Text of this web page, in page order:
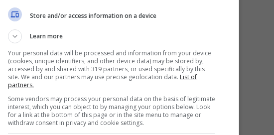
degli ultimi anni.
Store and/or access information on a device
Learn more
Your personal data will be processed and information from your device
(cookies, unique identifiers, and other device data) may be stored by,
accessed by and shared with 319 partners, or used specifically by this
site. We and our partners may use precise geolocation data. List of
partners.
Some vendors may process your personal data on the basis of legitimate
interest, which you can object to by managing your options below. Look
for a link at the bottom of this page or in the site menu to manage or
withdraw consent in privacy and cookie settings.